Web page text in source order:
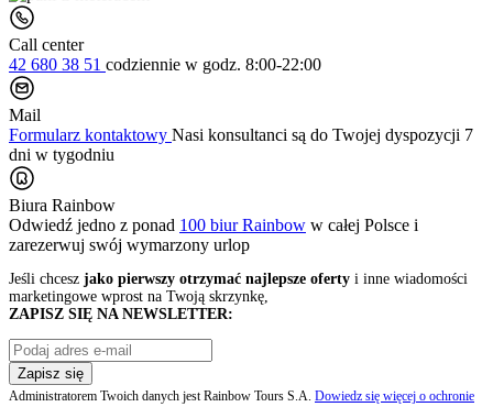
Call center
42 680 38 51 codziennie w godz. 8:00-22:00
Mail
Formularz kontaktowy Nasi konsultanci są do Twojej dyspozycji 7
dni w tygodniu
Biura Rainbow
Odwiedź jedno z ponad 100 biur Rainbow w całej Polsce i
zarezerwuj swój wymarzony urlop
Jeśli chcesz jako pierwszy otrzymać najlepsze oferty i inne wiadomości
marketingowe wprost na Twoją skrzynkę,
ZAPISZ SIĘ NA NEWSLETTER:
Zapisz się
Administratorem Twoich danych jest Rainbow Tours S.A. Dowiedz się więcej o ochronie